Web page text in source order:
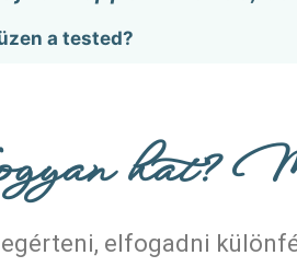
a tested?
hat?
elfogadni